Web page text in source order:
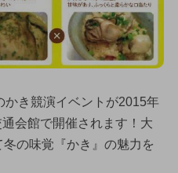
かき競演イベントが2015年
会館で開催されます！大
の味覚『かき』の魅力を